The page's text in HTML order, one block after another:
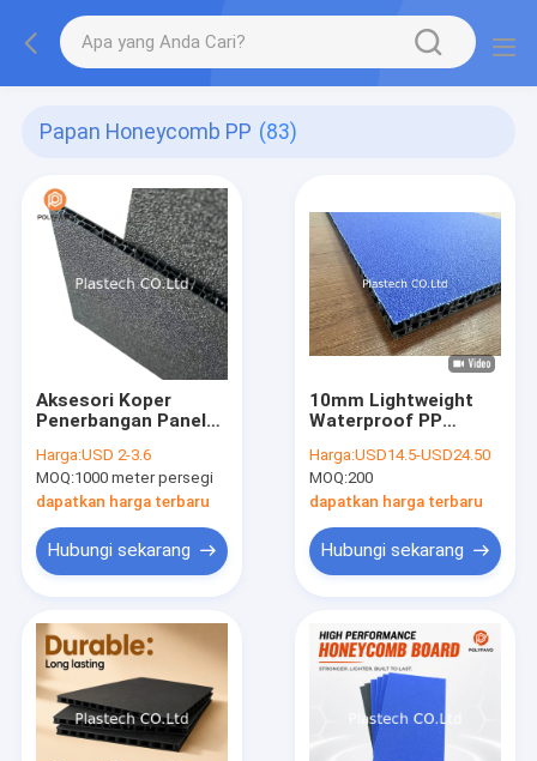
Papan Honeycomb PP (83)
Aksesori Koper
Penerbangan Panel
3200gsm Ukuran
2300*1200mm Panel
Penerbangan Hitam
Harga:USD 2-3.6
MOQ:1000 meter persegi
dapatkan harga terbaru
Hubungi sekarang
10mm Lightweight
Waterproof PP
untuk kasus
penerbangan dan
panel kasus jalan
Harga:USD14.5-USD24.50
MOQ:200
dapatkan harga terbaru
Hubungi sekarang